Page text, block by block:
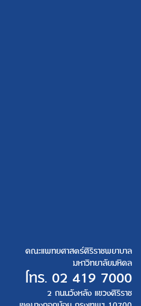
คณะแพทยศาสตร์ศิริราชพยาบาล
มหาวิทยาลัยมหิดล
โทร. 02 419 7000
2 ถนนวังหลัง แขวงศิริราช